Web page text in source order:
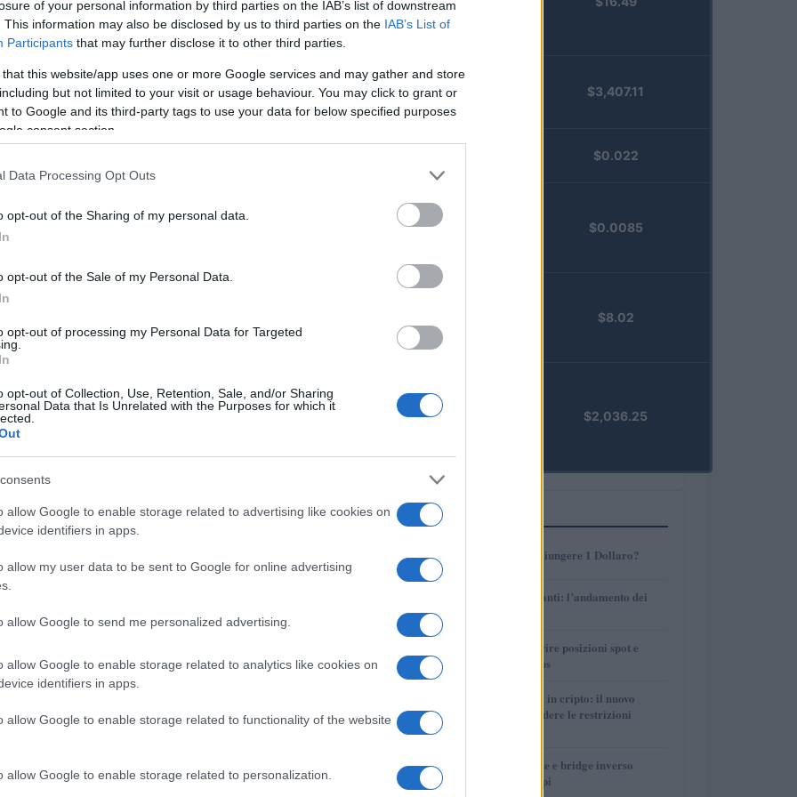
of your personal information by third parties on the IAB’s list of downstream
This information may also be disclosed by us to third parties on the IAB’s List of
Participants that may further disclose it to other third parties.
that this website/app uses one or more Google services and may gather and store
but not limited to your visit or usage behaviour. You may click to grant or
to Google and its third-party tags to use your data for below specified purposes
consent section.
Data Processing Opt Outs
opt-out of the Sharing of my personal data.
opt-out of the Sale of my Personal Data.
opt-out of processing my Personal Data for Targeted
opt-out of Collection, Use, Retention, Sale, and/or Sharing
Data that Is Unrelated with the Purposes for which it
allow Google to enable storage related to advertising like cookies on
identifiers in apps.
allow my user data to be sent to Google for online advertising
allow Google to send me personalized advertising.
allow Google to enable storage related to analytics like cookies on
identifiers in apps.
allow Google to enable storage related to functionality of the website
allow Google to enable storage related to personalization.
tipico dischema Ponziin cui gli investitori venivano
progettigreennel campo del fotovoltaico
e i capitali raccolti venivano utilizzati per
per essere sottratti dai promotori. Per rendere
sarebbero state trasferite su exchange e
bancario tradizionale al mondo delle
calibrati su exchange e servizi che
sfrutta la natura della
registrabili le transazioni, l’identificazione dei
Injective
Vested XOR
(VXOR)
$3,407.11
$0.022
$0.0085
$8.02
PRIME)
$2,036.25
PIÙ LETTI
1 AMP: Potrà Raggiungere 1 Dollaro?
Petrolio e carburanti: l’andamento dei
3
Strategie per coprire posizioni spot e
volatilità con perps
4
Finanza parallela in cripto: il nuovo
strumento per eludere le restrizioni
5
Perps, funding rate e bridge inverso
spiegati con esempi